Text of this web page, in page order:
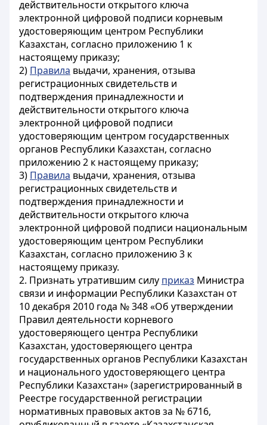
действительности открытого ключа
электронной цифровой подписи корневым
удостоверяющим центром Республики
Казахстан, согласно приложению 1 к
настоящему приказу;
2) Правила выдачи, хранения, отзыва
регистрационных свидетельств и
подтверждения принадлежности и
действительности открытого ключа
электронной цифровой подписи
удостоверяющим центром государственных
органов Республики Казахстан, согласно
приложению 2 к настоящему приказу;
3) Правила выдачи, хранения, отзыва
регистрационных свидетельств и
подтверждения принадлежности и
действительности открытого ключа
электронной цифровой подписи национальным
удостоверяющим центром Республики
Казахстан, согласно приложению 3 к
настоящему приказу.
2. Признать утратившим силу приказ Министра
связи и информации Республики Казахстан от
10 декабря 2010 года № 348 «Об утверждении
Правил деятельности корневого
удостоверяющего центра Республики
Казахстан, удостоверяющего центра
государственных органов Республики Казахстан
и национального удостоверяющего центра
Республики Казахстан» (зарегистрированный в
Реестре государственной регистрации
нормативных правовых актов за № 6716,